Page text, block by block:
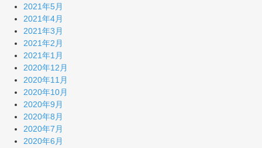
2021年5月
2021年4月
2021年3月
2021年2月
2021年1月
2020年12月
2020年11月
2020年10月
2020年9月
2020年8月
2020年7月
2020年6月